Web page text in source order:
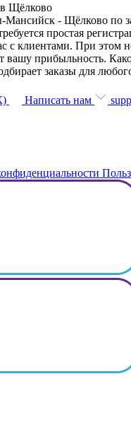
Щёлково
- Щёлково по
простая
с клиентами. При этом
вашу прибыльность.
заказы для
Написать нам